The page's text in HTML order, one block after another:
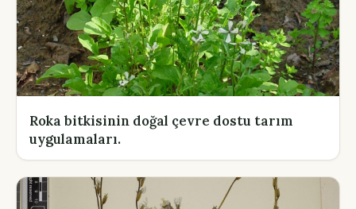
Roka bitkisinin doğal çevre dostu tarım
uygulamaları.